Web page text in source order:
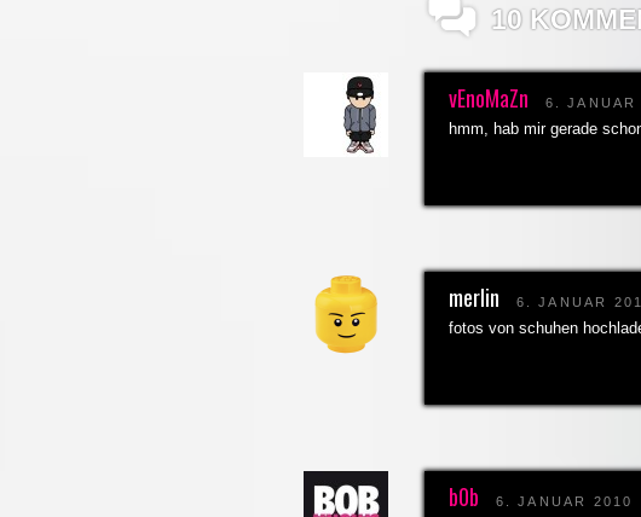
10
vEnoMaZn 6. JANUAR
hmm, hab mir gerade
merlin 6. JANUAR
fotos von schuhen
b0b 6. JANUAR 2010